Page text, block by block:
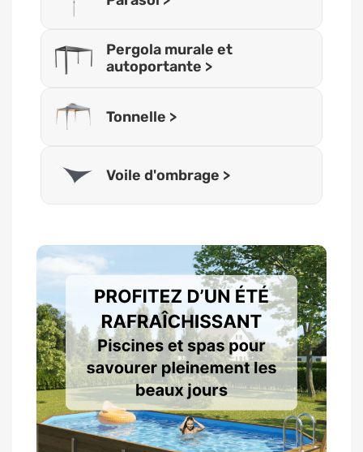
Pergola murale et
autoportante >
Tonnelle >
Voile d'ombrage >